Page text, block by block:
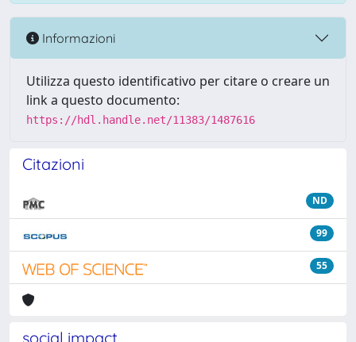
Informazioni
Utilizza questo identificativo per citare o creare un
link a questo documento:
https://hdl.handle.net/11383/1487616
Citazioni
ND
99
55
social impact